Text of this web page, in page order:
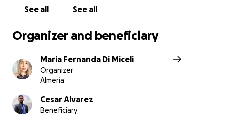
See all See all
Organizer and beneficiary
Maria Fernanda Di Miceli
Organizer
Almería
Cesar Alvarez
Beneficiary